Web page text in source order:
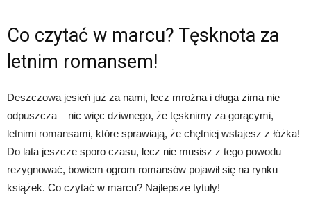
Co czytać w marcu? Tęsknota za
letnim romansem!
Deszczowa jesień już za nami, lecz mroźna i długa zima nie
odpuszcza – nic więc dziwnego, że tęsknimy za gorącymi,
letnimi romansami, które sprawiają, że chętniej wstajesz z łóżka!
Do lata jeszcze sporo czasu, lecz nie musisz z tego powodu
rezygnować, bowiem ogrom romansów pojawił się na rynku
książek. Co czytać w marcu? Najlepsze tytuły!